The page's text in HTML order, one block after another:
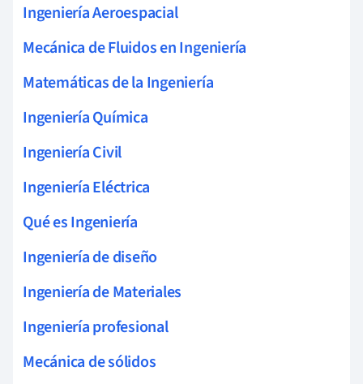
Ingeniería Aeroespacial
Mecánica de Fluidos en Ingeniería
Matemáticas de la Ingeniería
Ingeniería Química
Ingeniería Civil
Ingeniería Eléctrica
Qué es Ingeniería
Ingeniería de diseño
Ingeniería de Materiales
Ingeniería profesional
Mecánica de sólidos